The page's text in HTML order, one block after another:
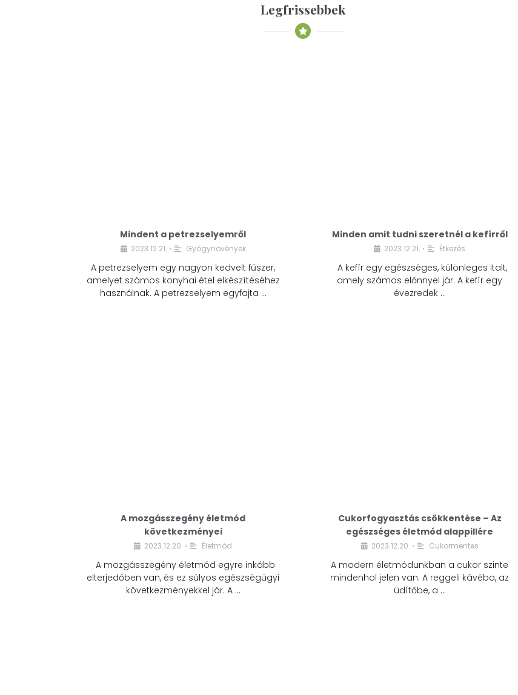
Legfrissebbek
Mindent a petrezselyemről
2023.12.21. • Gyógynövények
A petrezselyem egy nagyon kedvelt fűszer,
amelyet számos konyhai étel elkészítéséhez
használnak. A petrezselyem egyfajta …
Minden amit tudni szeretnél a kefírről
2023.12.21. • Étkezés
A kefír egy egészséges, különleges italt,
amely számos előnnyel jár. A kefír egy
évezredek …
A mozgásszegény életmód
következményei
2023.12.20. • Életmód
A mozgásszegény életmód egyre inkább
elterjedőben van, és ez súlyos egészségügyi
következményekkel jár. A …
Cukorfogyasztás csökkentése – Az
egészséges életmód alappillére
2023.12.20. • Cukormentes
A modern életmódunkban a cukor szinte
mindenhol jelen van. A reggeli kávéba, az
üdítőbe, a …
Cukorfogyasztás
egészséges életmód
alappillére